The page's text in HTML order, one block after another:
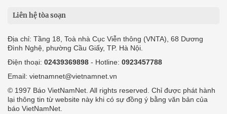
Liên hệ tòa soạn
Địa chỉ: Tầng 18, Toà nhà Cục Viễn thông (VNTA), 68 Dương
Đình Nghệ, phường Cầu Giấy, TP. Hà Nội.
Điện thoại: 02439369898 - Hotline: 0923457788
Email: vietnamnet@vietnamnet.vn
© 1997 Báo VietNamNet. All rights reserved. Chỉ được phát hành
lại thông tin từ website này khi có sự đồng ý bằng văn bản của
báo VietNamNet.